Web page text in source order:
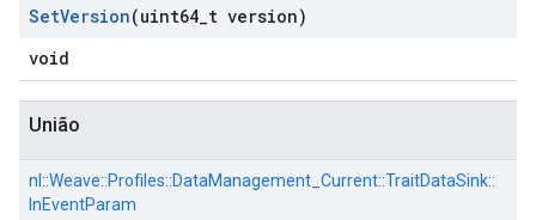
SetVersion(uint64 t version)
void
União
nl::Weave::Profiles::DataManagement_Current::TraitDataSink::
InEventParam